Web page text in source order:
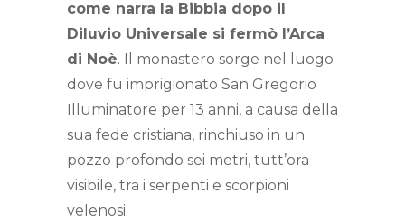
come narra la Bibbia dopo il
Diluvio Universale si fermò l’Arca
di Noè. Il monastero sorge nel luogo
dove fu imprigionato San Gregorio
Illuminatore per 13 anni, a causa della
sua fede cristiana, rinchiuso in un
pozzo profondo sei metri, tutt’ora
visibile, tra i serpenti e scorpioni
velenosi.